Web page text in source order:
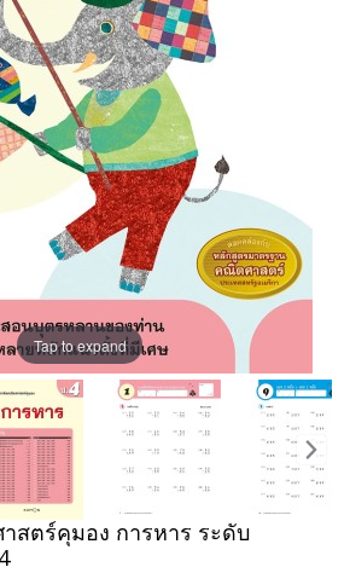
Tap to expand
ตร์คุมอง การหาร ระดับ